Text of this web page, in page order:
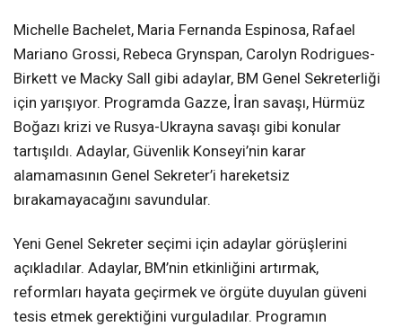
Michelle Bachelet, Maria Fernanda Espinosa, Rafael
Mariano Grossi, Rebeca Grynspan, Carolyn Rodrigues-
Birkett ve Macky Sall gibi adaylar, BM Genel Sekreterliği
için yarışıyor. Programda Gazze, İran savaşı, Hürmüz
Boğazı krizi ve Rusya-Ukrayna savaşı gibi konular
tartışıldı. Adaylar, Güvenlik Konseyi’nin karar
alamamasının Genel Sekreter’i hareketsiz
bırakamayacağını savundular.
Yeni Genel Sekreter seçimi için adaylar görüşlerini
açıkladılar. Adaylar, BM’nin etkinliğini artırmak,
reformları hayata geçirmek ve örgüte duyulan güveni
tesis etmek gerektiğini vurguladılar. Programın